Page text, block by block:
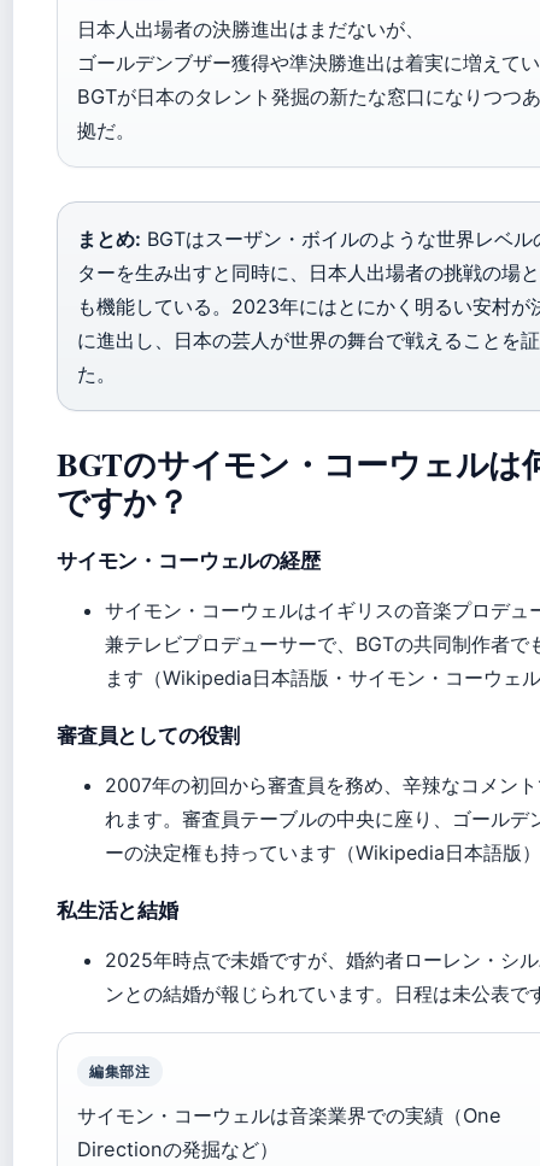
日本人出場者の決勝進出はまだないが、
ゴールデンブザー獲得や準決勝進出は着実に増えて
BGTが日本のタレント発掘の新たな窓口になりつつ
拠だ。
まとめ: BGTはスーザン・ボイルのような世界レベル
ターを生み出すと同時に、日本人出場者の挑戦の場
も機能している。2023年にはとにかく明るい安村が
に進出し、日本の芸人が世界の舞台で戦えることを
た。
BGTのサイモン・コーウェルは
ですか？
サイモン・コーウェルの経歴
サイモン・コーウェルはイギリスの音楽プロデュ
兼テレビプロデューサーで、BGTの共同制作者で
ます（Wikipedia日本語版・サイモン・コーウェ
審査員としての役割
2007年の初回から審査員を務め、辛辣なコメン
れます。審査員テーブルの中央に座り、ゴールデ
ーの決定権も持っています（Wikipedia日本語版
私生活と結婚
2025年時点で未婚ですが、婚約者ローレン・シ
ンとの結婚が報じられています。日程は未公表で
編集部注
サイモン・コーウェルは音楽業界での実績（One
Directionの発掘など）